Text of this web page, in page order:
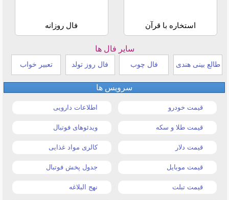
استخاره با قرآن فال روزانه
سایر فال ها
طالع بینی هندی فال چوب فال روز تولد تعبیر خواب
سرویس ها
قیمت خودرو اطلاعات دارویی
قیمت طلا و سکه ویدئوهای فوتبال
قیمت دلار کالری مواد غذایی
قیمت موبایل جدول پخش فوتبال
قیمت تبلت نهج البلاغه